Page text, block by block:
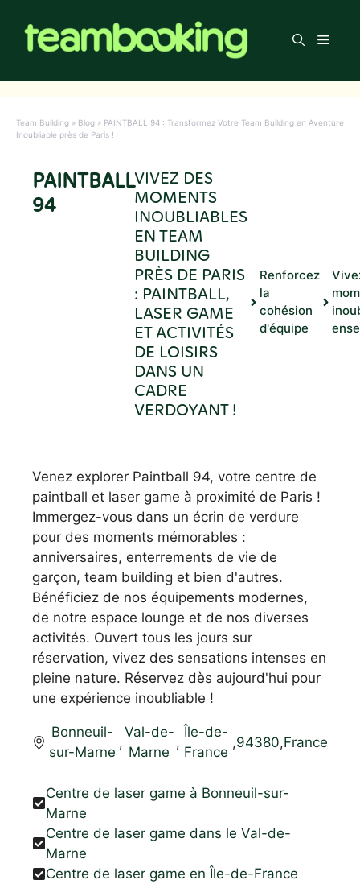
contenu
Menu
Team Building » Blog » PAINTBALL 94 : Transformez Votre Team Building en Aventure
Inoubliable près de Paris !
PAINTBALL
94
VIVEZ DES
MOMENTS
INOUBLIABLES
EN TEAM
BUILDING
PRÈS DE PARIS
: PAINTBALL,
LASER GAME
ET ACTIVITÉS
DE LOISIRS
DANS UN
CADRE
VERDOYANT !
Renforcez
la
cohésion
d'équipe
Venez explorer Paintball 94, votre centre de
paintball et laser game à proximité de Paris !
Immergez-vous dans un écrin de verdure
pour des moments mémorables :
anniversaires, enterrements de vie de
garçon, team building et bien d'autres.
Bénéficiez de nos équipements modernes,
de notre espace lounge et de nos diverses
activités. Ouvert tous les jours sur
réservation, vivez des sensations intenses en
pleine nature. Réservez dès aujourd'hui pour
une expérience inoubliable !
Bonneuil-
sur-Marne
,
Val-de-
Marne
,
Île-de-
France
,94380,France
Centre de laser game à Bonneuil-sur-
Marne
Centre de laser game dans le Val-de-
Marne
Centre de laser game en Île-de-France